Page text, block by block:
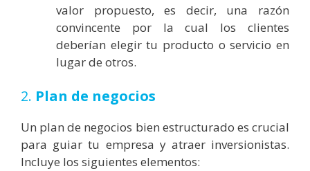
valor propuesto, es decir, una razón
convincente por la cual los clientes
deberían elegir tu producto o servicio en
lugar de otros.
2. Plan de negocios
Un plan de negocios bien estructurado es crucial
para guiar tu empresa y atraer inversionistas.
Incluye los siguientes elementos: